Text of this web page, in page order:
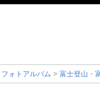
フォトアルバム > 富士登山・